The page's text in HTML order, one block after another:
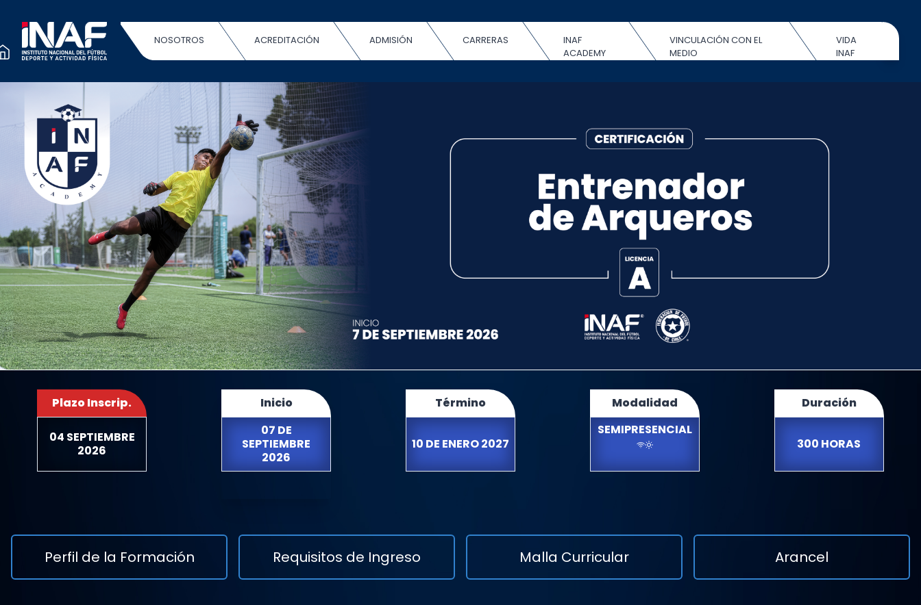
NOSOTROS ACREDITACIÓN ADMISIÓN CARRERAS
INAF
ACADEMY
VINCULACIÓN CON EL
MEDIO
VIDA
INAF
Plazo Inscrip.
04 SEPTIEMBRE
2026
Inicio
07 DE
SEPTIEMBRE
2026
Término
10 DE ENERO 2027
Modalidad
SEMIPRESENCIAL
Duración
300 HORAS
Perfil de la Formación Requisitos de Ingreso Malla Curricular Arancel